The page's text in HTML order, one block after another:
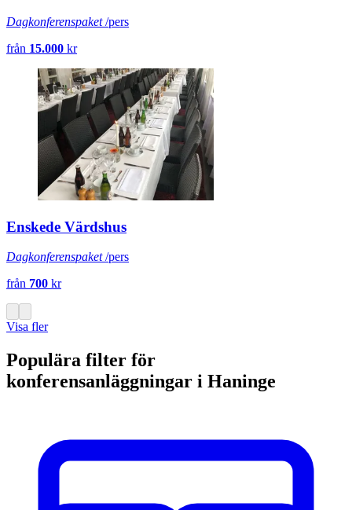
Dagkonferenspaket/pers
från 15.000 kr
Enskede Värdshus
Dagkonferenspaket/pers
från 700 kr
Visa fler
Populära filter för
konferensanläggningar i Haninge